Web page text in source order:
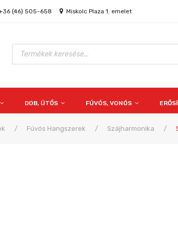
(46) 505-658 Miskolc Plaza 1. emelet
search
DOB, ÜTŐS FÚVÓS, VONÓS
/ Fúvós Hangszerek / Szájharmonika /